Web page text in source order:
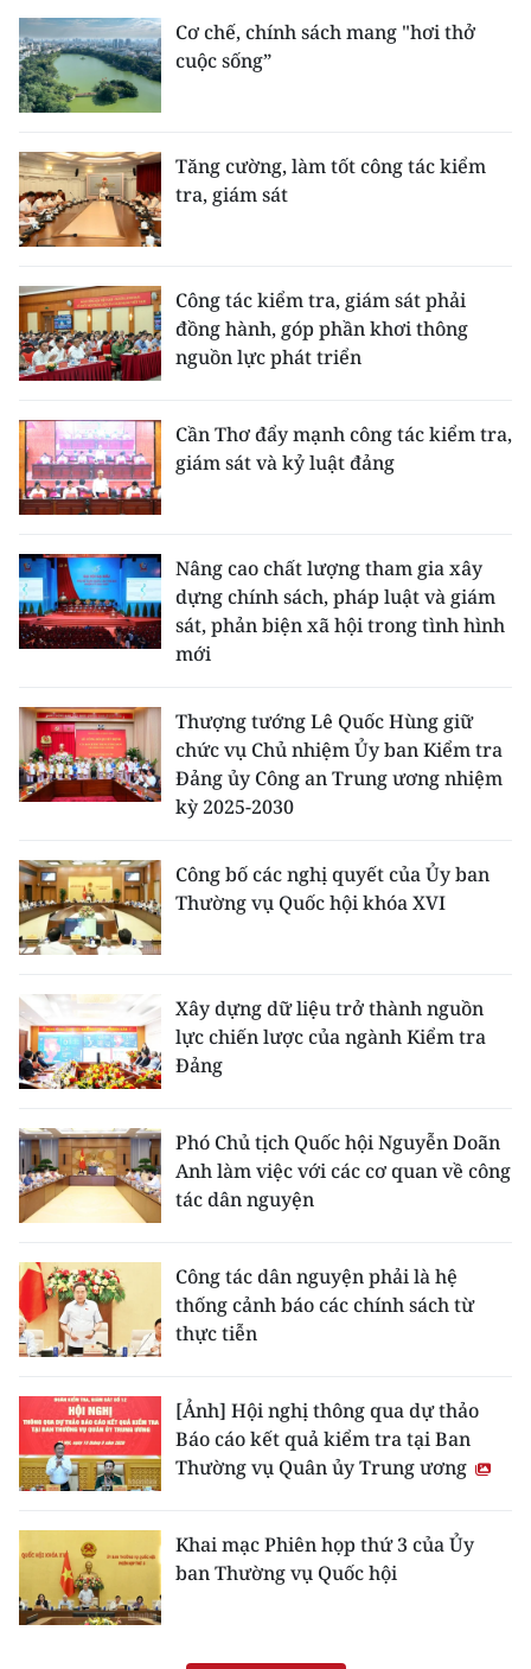
CHUYÊN ĐỀ
CÁC CHUYÊN TRANG
VỀ BÁO NHÂN DÂN
THỜI NAY
NHÂN DÂN CUỐI TUẦN
NHÂN DÂN HẰNG THÁNG
ĐỌC BÁO IN
中文
РУССКИЙ
ESPAÑOL
Cơ chế, chính sách mang "hơi thở
cuộc sống”
Tăng cường, làm tốt công tác kiểm
tra, giám sát
Công tác kiểm tra, giám sát phải
đồng hành, góp phần khơi thông
nguồn lực phát triển
Cần Thơ đẩy mạnh công tác kiểm tra,
giám sát và kỷ luật đảng
Nâng cao chất lượng tham gia xây
dựng chính sách, pháp luật và giám
sát, phản biện xã hội trong tình hình
mới
Thượng tướng Lê Quốc Hùng giữ
chức vụ Chủ nhiệm Ủy ban Kiểm tra
Đảng ủy Công an Trung ương nhiệm
kỳ 2025-2030
Công bố các nghị quyết của Ủy ban
Thường vụ Quốc hội khóa XVI
Xây dựng dữ liệu trở thành nguồn
lực chiến lược của ngành Kiểm tra
Đảng
Phó Chủ tịch Quốc hội Nguyễn Doãn
Anh làm việc với các cơ quan về công
tác dân nguyện
Công tác dân nguyện phải là hệ
thống cảnh báo các chính sách từ
thực tiễn
[Ảnh] Hội nghị thông qua dự thảo
Báo cáo kết quả kiểm tra tại Ban
Thường vụ Quân ủy Trung ương
Khai mạc Phiên họp thứ 3 của Ủy
ban Thường vụ Quốc hội